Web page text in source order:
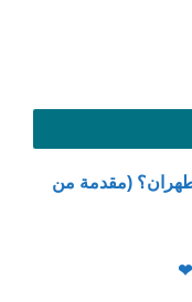
(مقدمة من
❤